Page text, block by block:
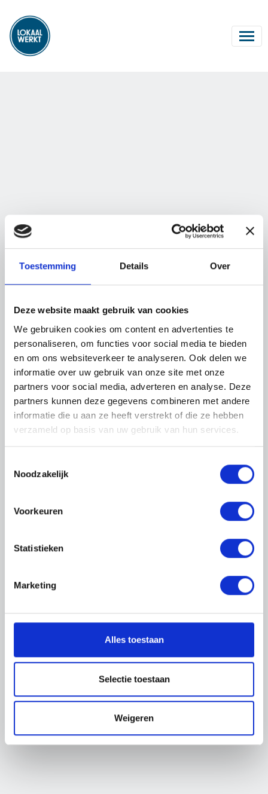
Toestemming Details Over
Deze website maakt gebruik van cookies
We gebruiken cookies om content en advertenties te
personaliseren, om functies voor social media te bieden
en om ons websiteverkeer te analyseren. Ook delen we
informatie over uw gebruik van onze site met onze
partners voor social media, adverteren en analyse. Deze
partners kunnen deze gegevens combineren met andere
informatie die u aan ze heeft verstrekt of die ze hebben
verzameld op basis van uw gebruik van hun services.
Noodzakelijk
Voorkeuren
Statistieken
Marketing
Alles toestaan
Selectie toestaan
Weigeren
Vacature niet meer
beschikbaar.
De vacature waar je naar op zoek bent is niet meer